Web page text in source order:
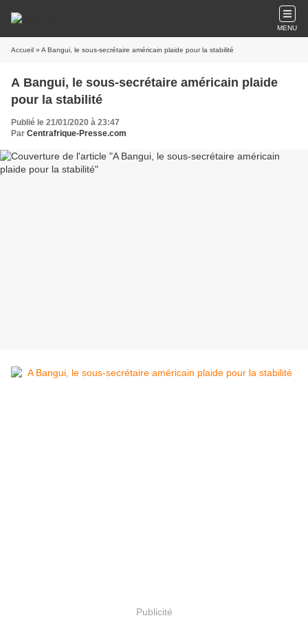
MENU
Accueil » A Bangui, le sous-secrétaire américain plaide pour la stabilité
A Bangui, le sous-secrétaire américain plaide
pour la stabilité
Publié le 21/01/2020 à 23:47
Par Centrafrique-Presse.com
Publicité